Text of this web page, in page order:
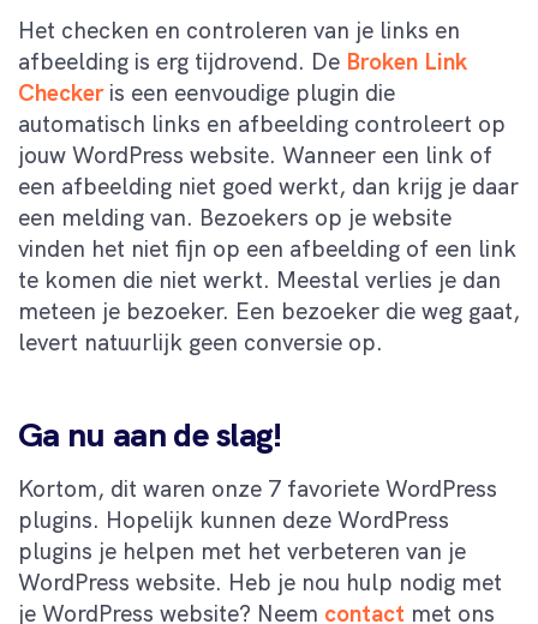
Het checken en controleren van je links en
afbeelding is erg tijdrovend. De Broken Link
Checkeris een eenvoudige plugin die
automatisch links en afbeelding controleert op
jouw WordPress website. Wanneer een link of
een afbeelding niet goed werkt, dan krijg je daar
een melding van. Bezoekers op je website
vinden het niet fijn op een afbeelding of een link
te komen die niet werkt. Meestal verlies je dan
meteen je bezoeker. Een bezoeker die weg gaat,
levert natuurlijk geen conversie op.
Ga nu aan de slag!
Kortom, dit waren onze 7 favoriete WordPress
plugins. Hopelijk kunnen deze WordPress
plugins je helpen met het verbeteren van je
WordPress website. Heb je nou hulp nodig met
je WordPress website? Neem contact met ons